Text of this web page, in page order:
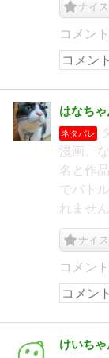
ナイス
コメン
はなちゃ
ネタバレ
漫画。
名と作
でバト
れませ
ナイス
コメン
けいちゃ